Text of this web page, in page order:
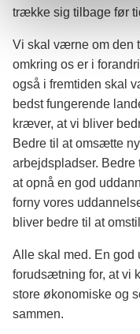
trække sig tilbage før
Vi skal værne om den
omkring os er i
også i fremtiden skal
bedst fungerende
kræver, at vi bliver
Bedre til at omsætte
arbejdspladser. Bedre
at opnå en god
forny vores
bliver bedre til at
Alle skal med. En god
forudsætning for, at vi
store økonomiske og
sammen.